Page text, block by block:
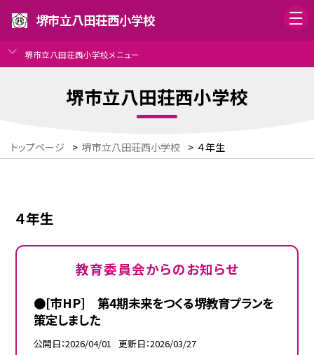
堺市立八田荘西小学校
堺市立八田荘西小学校メニュー
堺市立八田荘西小学校
トップページ > 堺市立八田荘西小学校 > ４年生
４年生
教育委員会からのお知らせ
●[市HP] 第4期未来をつくる堺教育プランを
策定しました
公開日 2026/04/01 更新日 2026/03/27